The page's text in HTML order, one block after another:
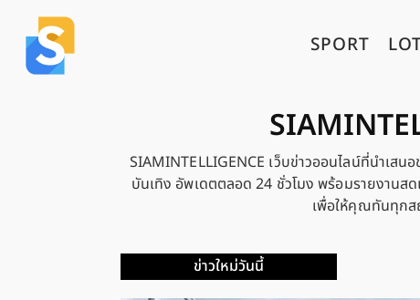
SPORT
SIAMINTELLIGENCE เว็บข่าวออนไลน์ที่นำเส
บันเทิง อัพเดตตลอด 24 ชั่วโมง พร้อมรายงานสด
เพื่อให้คุณทันทุก
ข่าวใหม่วันนี้